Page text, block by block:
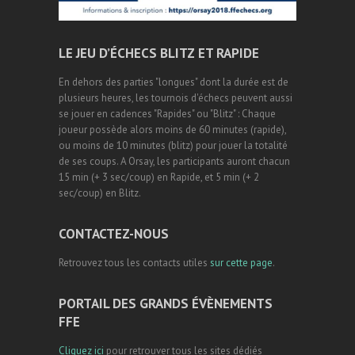
LE JEU D’ÉCHECS BLITZ ET RAPIDE
En dehors des parties "longues" dont la durée est de
plusieurs heures, les tournois d'échecs peuvent aussi
se jouer en cadences "Rapides" ou "Blitz" : Chaque
joueur possède alors moins de 60 minutes (rapide),
ou moins de 10 minutes (blitz) pour jouer la totalité
de ses coups. A Orsay, les participants auront chacun
15 min (+ 3 sec/coup) en Rapide, et 5 min (+ 2
sec/coup) en Blitz.
CONTACTEZ-NOUS
Retrouvez tous les contacts utiles sur cette page.
PORTAIL DES GRANDS ÉVÈNEMENTS
FFE
Cliquez ici pour retrouver tous les sites dédiés